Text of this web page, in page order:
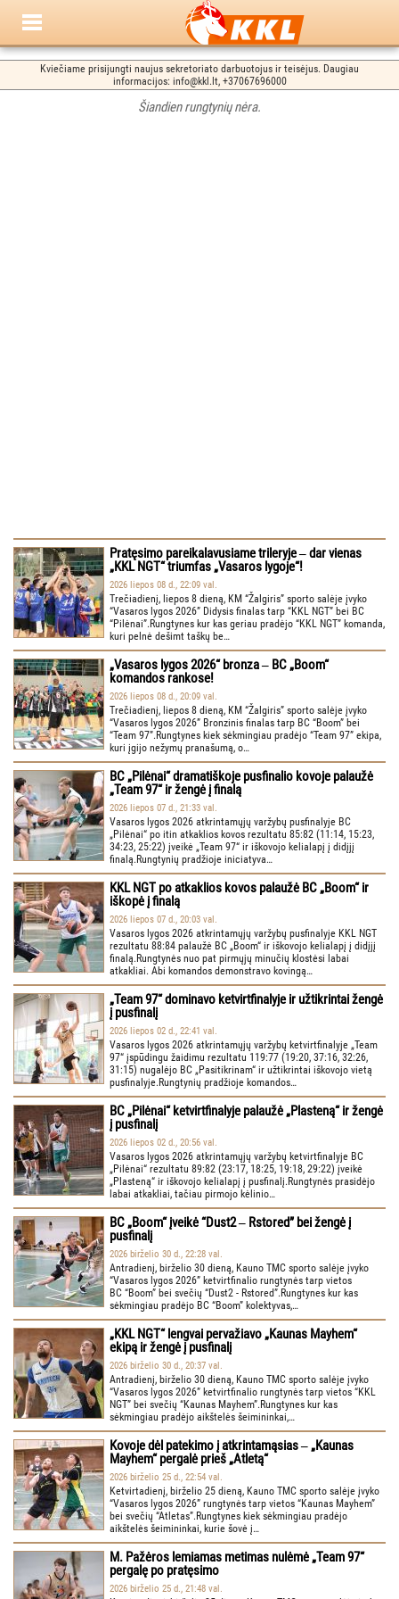
Kviečiame prisijungti naujus sekretoriato darbuotojus ir teisėjus. Daugiau
informacijos: info@kkl.lt, +37067696000
Šiandien rungtynių nėra.
Pratęsimo pareikalavusiame trileryje ‒ dar vienas
„KKL NGT“ triumfas „Vasaros lygoje“!
2026 liepos 08 d., 22:09 val.
Trečiadienį, liepos 8 dieną, KM “Žalgiris” sporto salėje įvyko
“Vasaros lygos 2026” Didysis finalas tarp “KKL NGT” bei BC
“Pilėnai”.Rungtynes kur kas geriau pradėjo “KKL NGT” komanda,
kuri pelnė dešimt taškų be…
„Vasaros lygos 2026“ bronza ‒ BC „Boom“
komandos rankose!
2026 liepos 08 d., 20:09 val.
Trečiadienį, liepos 8 dieną, KM “Žalgiris” sporto salėje įvyko
“Vasaros lygos 2026” Bronzinis finalas tarp BC “Boom” bei
“Team 97”.Rungtynes kiek sėkmingiau pradėjo “Team 97” ekipa,
kuri įgijo nežymų pranašumą, o…
BC „Pilėnai“ dramatiškoje pusfinalio kovoje palaužė
„Team 97“ ir žengė į finalą
2026 liepos 07 d., 21:33 val.
Vasaros lygos 2026 atkrintamųjų varžybų pusfinalyje BC
„Pilėnai“ po itin atkaklios kovos rezultatu 85:82 (11:14, 15:23,
34:23, 25:22) įveikė „Team 97“ ir iškovojo kelialapį į didįjį
finalą.Rungtynių pradžioje iniciatyva…
KKL NGT po atkaklios kovos palaužė BC „Boom“ ir
iškopė į finalą
2026 liepos 07 d., 20:03 val.
Vasaros lygos 2026 atkrintamųjų varžybų pusfinalyje KKL NGT
rezultatu 88:84 palaužė BC „Boom“ ir iškovojo kelialapį į didįjį
finalą.Rungtynės nuo pat pirmųjų minučių klostėsi labai
atkakliai. Abi komandos demonstravo kovingą…
„Team 97“ dominavo ketvirtfinalyje ir užtikrintai žengė
į pusfinalį
2026 liepos 02 d., 22:41 val.
Vasaros lygos 2026 atkrintamųjų varžybų ketvirtfinalyje „Team
97“ įspūdingu žaidimu rezultatu 119:77 (19:20, 37:16, 32:26,
31:15) nugalėjo BC „Pasitikrinam“ ir užtikrintai iškovojo vietą
pusfinalyje.Rungtynių pradžioje komandos…
BC „Pilėnai“ ketvirtfinalyje palaužė „Plasteną“ ir žengė
į pusfinalį
2026 liepos 02 d., 20:56 val.
Vasaros lygos 2026 atkrintamųjų varžybų ketvirtfinalyje BC
„Pilėnai“ rezultatu 89:82 (23:17, 18:25, 19:18, 29:22) įveikė
„Plasteną“ ir iškovojo kelialapį į pusfinalį.Rungtynės prasidėjo
labai atkakliai, tačiau pirmojo kėlinio…
BC „Boom“ įveikė “Dust2 ‒ Rstored” bei žengė į
pusfinalį
2026 birželio 30 d., 22:28 val.
Antradienį, birželio 30 dieną, Kauno TMC sporto salėje įvyko
“Vasaros lygos 2026” ketvirtfinalio rungtynės tarp vietos
BC “Boom” bei svečių “Dust2 - Rstored”.Rungtynes kur kas
sėkmingiau pradėjo BC “Boom” kolektyvas,…
„KKL NGT“ lengvai pervažiavo „Kaunas Mayhem“
ekipą ir žengė į pusfinalį
2026 birželio 30 d., 20:37 val.
Antradienį, birželio 30 dieną, Kauno TMC sporto salėje įvyko
“Vasaros lygos 2026” ketvirtfinalio rungtynės tarp vietos “KKL
NGT” bei svečių “Kaunas Mayhem”.Rungtynes kur kas
sėkmingiau pradėjo aikštelės šeimininkai,…
Kovoje dėl patekimo į atkrintamąsias ‒ „Kaunas
Mayhem“ pergalė prieš „Atletą“
2026 birželio 25 d., 22:54 val.
Ketvirtadienį, birželio 25 dieną, Kauno TMC sporto salėje įvyko
“Vasaros lygos 2026” rungtynės tarp vietos “Kaunas Mayhem”
bei svečių “Atletas”.Rungtynes kiek sėkmingiau pradėjo
aikštelės šeimininkai, kurie šovė į…
M. Pažėros lemiamas metimas nulėmė „Team 97“
pergalę po pratęsimo
2026 birželio 25 d., 21:48 val.